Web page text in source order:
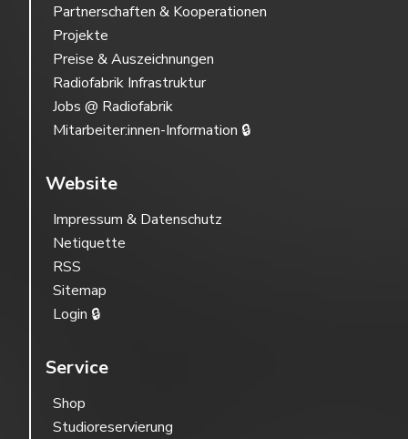
Partnerschaften & Kooperationen
Projekte
Preise & Auszeichnungen
Radiofabrik Infrastruktur
Jobs @ Radiofabrik
Mitarbeiter:innen-Information 🔒
Website
Impressum & Datenschutz
Netiquette
RSS
Sitemap
Login 🔒
Service
Shop
Studioreservierung